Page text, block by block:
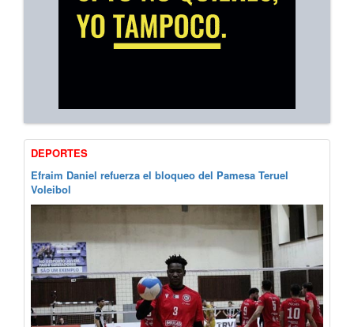
DEPORTES
Efraim Daniel refuerza el bloqueo del Pamesa Teruel
Voleibol